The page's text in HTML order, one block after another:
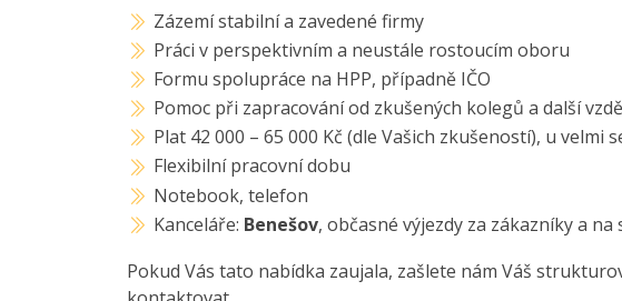
Zázemí stabilní a zavedené firmy
Práci v perspektivním a neustále rostoucím oboru
Formu spolupráce na HPP, případně IČO
Pomoc při zapracování od zkušených kolegů a další
Plat 42 000 – 65 000 Kč (dle Vašich zkušeností), u
Flexibilní pracovní dobu
Notebook, telefon
Kanceláře: Benešov, občasné výjezdy za zákazníky a
Pokud Vás tato nabídka zaujala, zašlete nám Váš